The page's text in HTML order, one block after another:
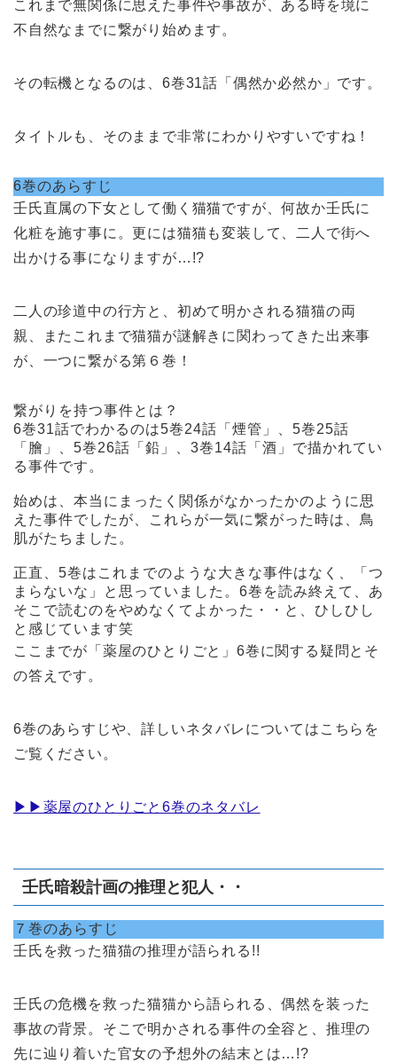
これまで無関係に思えた事件や事故が、ある時を境に
不自然なまでに繋がり始めます。
その転機となるのは、6巻31話「偶然か必然か」です。
タイトルも、そのままで非常にわかりやすいですね！
6巻のあらすじ
壬氏直属の下女として働く猫猫ですが、何故か壬氏に
化粧を施す事に。更には猫猫も変装して、二人で街へ
出かける事になりますが…!?
二人の珍道中の行方と、初めて明かされる猫猫の両
親、またこれまで猫猫が謎解きに関わってきた出来事
が、一つに繋がる第６巻！
繋がりを持つ事件とは？
6巻31話でわかるのは5巻24話「煙管」、5巻25話
「膾」、5巻26話「鉛」、3巻14話「酒」で描かれてい
る事件です。
始めは、本当にまったく関係がなかったかのように思
えた事件でしたが、これらが一気に繋がった時は、鳥
肌がたちました。
正直、5巻はこれまでのような大きな事件はなく、「つ
まらないな」と思っていました。6巻を読み終えて、あ
そこで読むのをやめなくてよかった・・と、ひしひし
と感じています笑
ここまでが「薬屋のひとりごと」6巻に関する疑問とそ
の答えです。
6巻のあらすじや、詳しいネタバレについてはこちらを
ご覧ください。
▶︎▶︎薬屋のひとりごと6巻のネタバレ
壬氏暗殺計画の推理と犯人・・
７巻のあらすじ
壬氏を救った猫猫の推理が語られる!!
壬氏の危機を救った猫猫から語られる、偶然を装った
事故の背景。そこで明かされる事件の全容と、推理の
先に辿り着いた官女の予想外の結末とは…!?